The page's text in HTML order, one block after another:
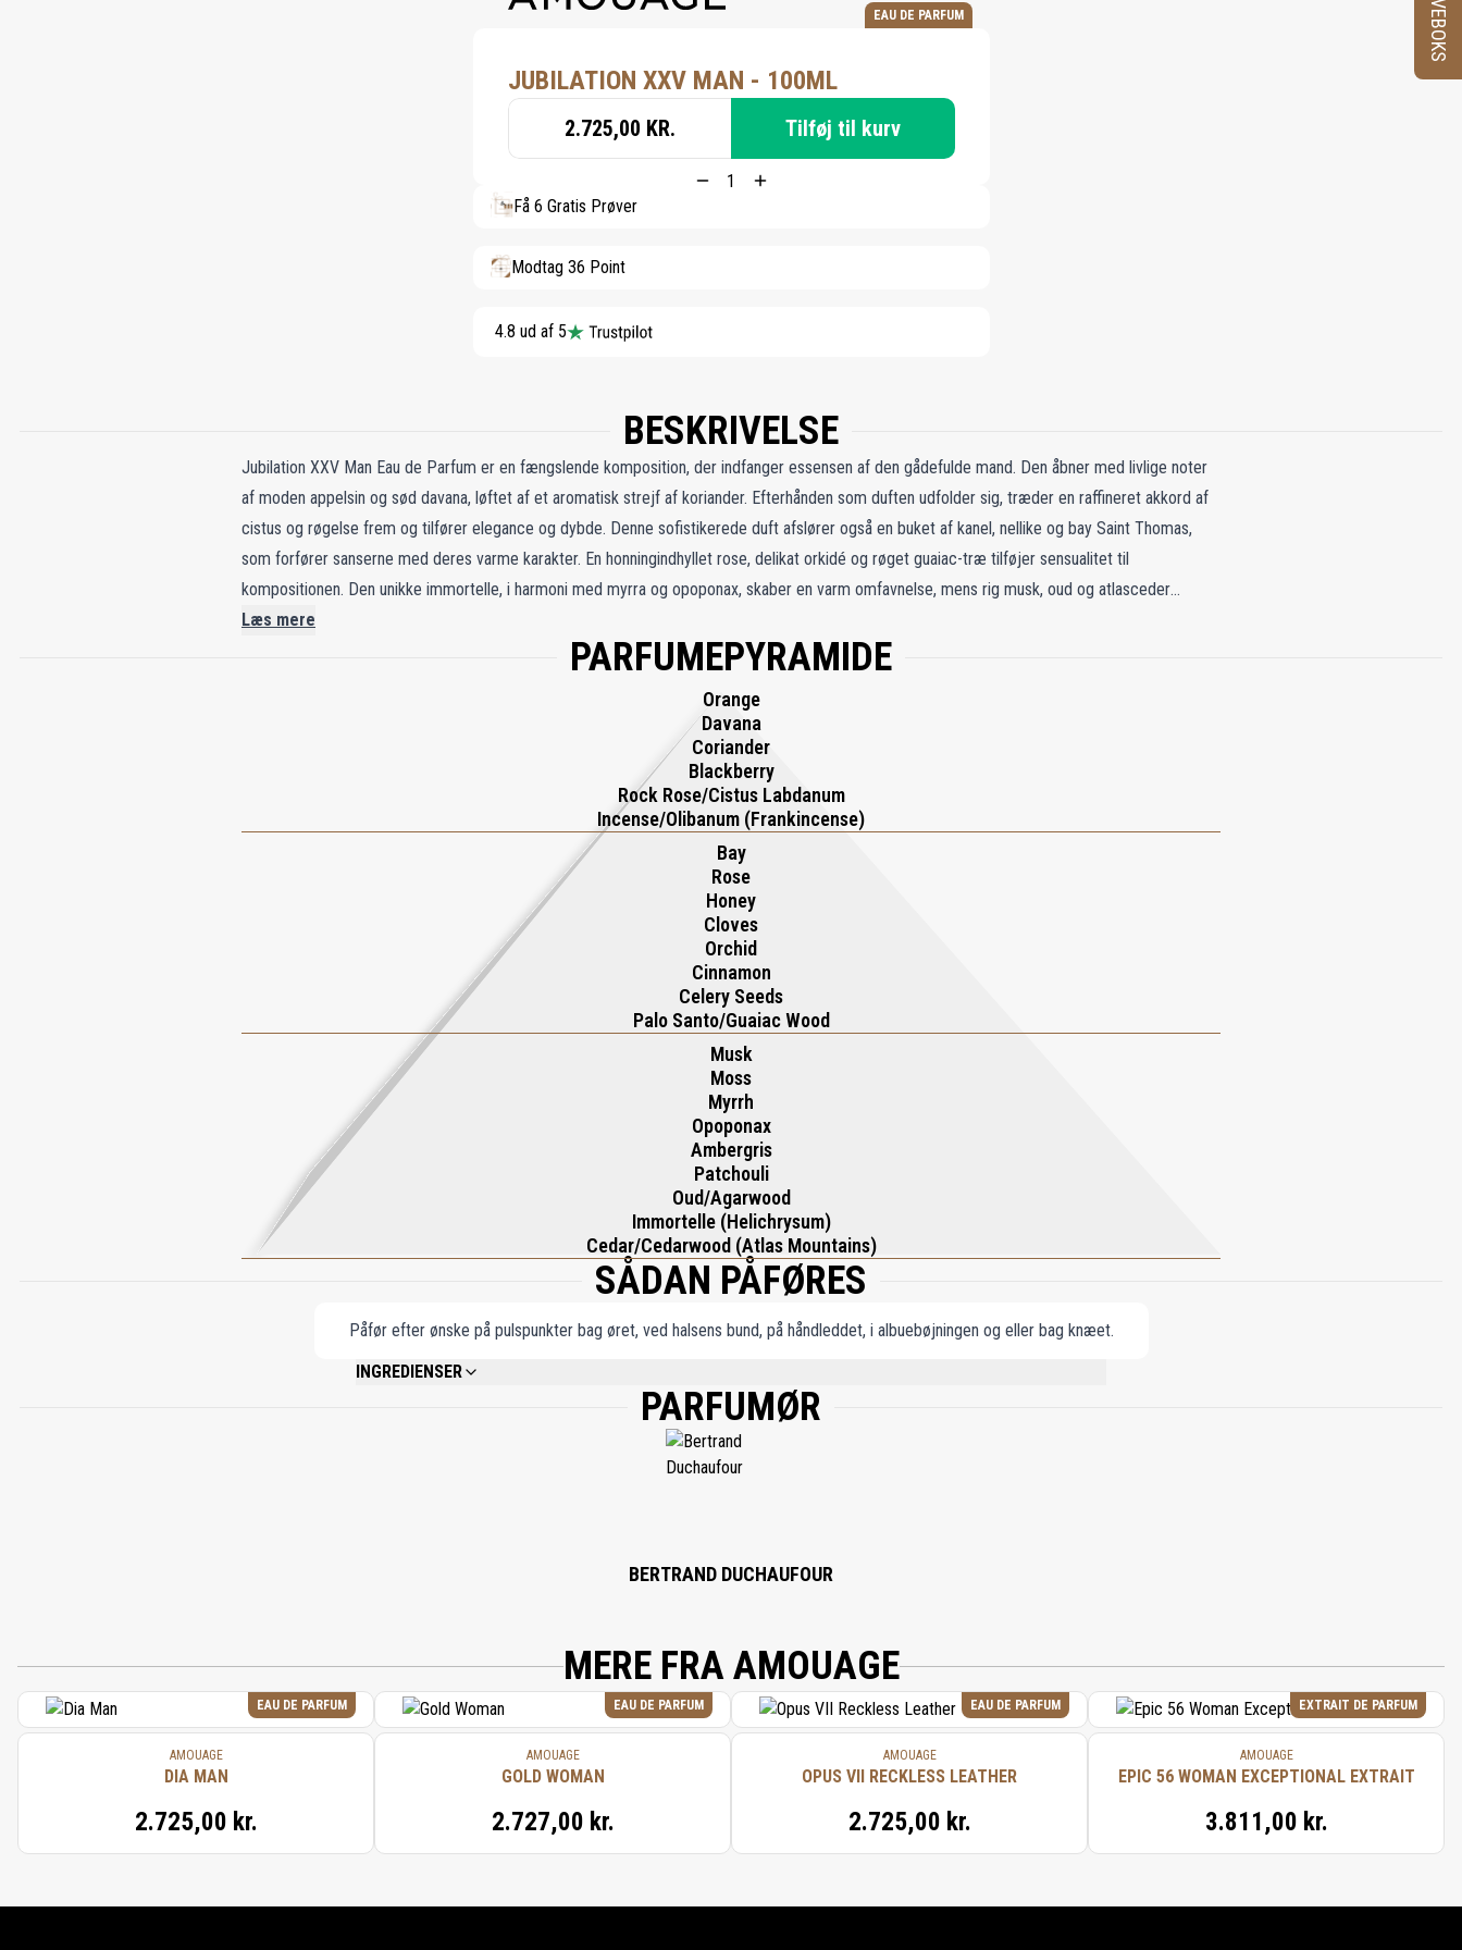
EAU DE PARFUM
JUBILATION XXV MAN - 100ML
2.725,00 KR. Tilføj til kurv
Få 6 Gratis Prøver
Modtag 36 Point
4.8 ud af 5
BESKRIVELSE
Jubilation XXV Man Eau de Parfum er en fængslende komposition, der indfanger essensen af den gådefulde mand. Den åbner med livlige noter
af moden appelsin og sød davana, løftet af et aromatisk strejf af koriander. Efterhånden som duften udfolder sig, træder en raffineret akkord af
cistus og røgelse frem og tilfører elegance og dybde. Denne sofistikerede duft afslører også en buket af kanel, nellike og bay Saint Thomas,
som forfører sanserne med deres varme karakter. En honningindhyllet rose, delikat orkidé og røget guaiac-træ tilføjer sensualitet til
kompositionen. Den unikke immortelle, i harmoni med myrra og opoponax, skaber en varm omfavnelse, mens rig musk, oud og atlasceder
forstærker tiltrækningen. Med en hyldest til både østlige og vestlige traditioner udstråler denne duft ægte maskulinitet og adel.
Læs mere
PARFUMEPYRAMIDE
Orange
Davana
Coriander
Blackberry
Rock Rose/Cistus Labdanum
Incense/Olibanum (Frankincense)
Bay
Rose
Honey
Cloves
Orchid
Cinnamon
Celery Seeds
Palo Santo/Guaiac Wood
Musk
Moss
Myrrh
Opoponax
Ambergris
Patchouli
Oud/Agarwood
Immortelle (Helichrysum)
Cedar/Cedarwood (Atlas Mountains)
SÅDAN PÅFØRES
Påfør efter ønske på pulspunkter bag øret, ved halsens bund, på håndleddet, i albuebøjningen og eller bag knæet.
INGREDIENSER
ALCOHOL DENAT, PARFUM, AQUA, BENZYL BENZOATE, LIMONENE, LINALOOL, EUGENOL, CINNAMAL, GERANIOL, ISOEUGENOL.
PARFUMØR
BERTRAND DUCHAUFOUR
MERE FRA AMOUAGE
EAU DE PARFUM
AMOUAGE
DIA MAN
2.725,00 kr.
EAU DE PARFUM
AMOUAGE
GOLD WOMAN
2.727,00 kr.
EAU DE PARFUM
AMOUAGE
OPUS VII RECKLESS LEATHER
2.725,00 kr.
EXTRAIT DE PARFUM
AMOUAGE
EPIC 56 WOMAN EXCEPTIONAL EXTRAIT
3.811,00 kr.